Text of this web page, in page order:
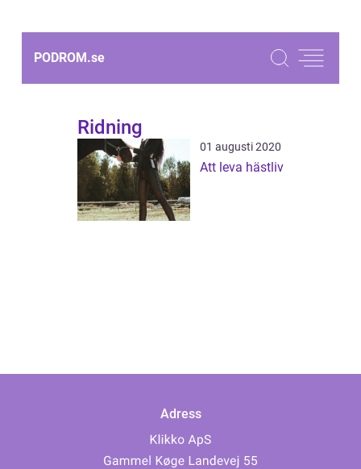
PODROM.se
Ridning
01 augusti 2020
Att leva hästliv
Adress